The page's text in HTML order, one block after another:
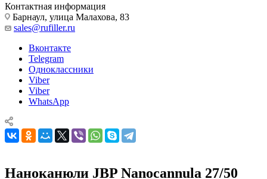
Контактная информация
Барнаул, улица Малахова, 83
sales@rufiller.ru
Вконтакте
Telegram
Одноклассники
Viber
Viber
WhatsApp
Наноканюли JBP Nanocannula 27/50